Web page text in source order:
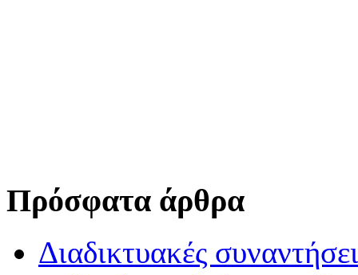
Πρόσφατα άρθρα
Διαδικτυακές